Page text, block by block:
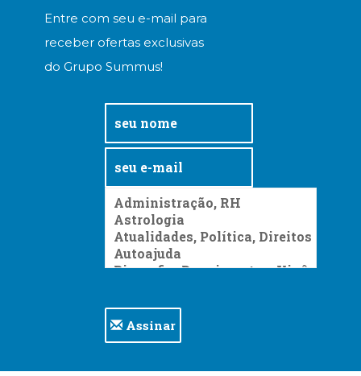
Entre com seu e-mail para
receber ofertas exclusivas
do Grupo Summus!
Assinar